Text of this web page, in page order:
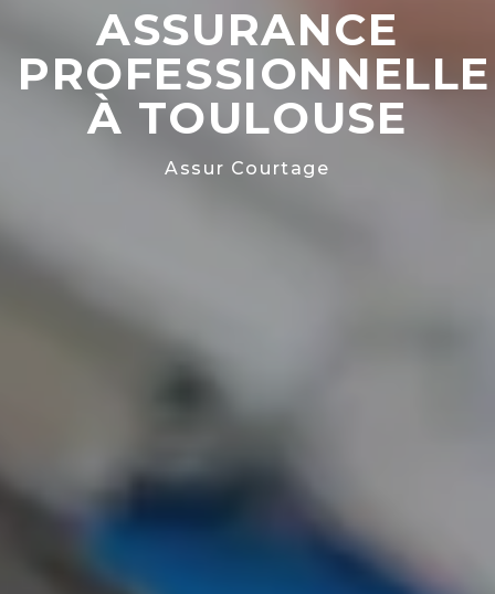
ASSURANCE
PROFESSIONNELLE
À TOULOUSE
Assur Courtage